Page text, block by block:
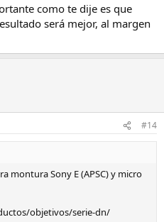
como te dije es que
será mejor, al margen
#14
montura Sony E (APSC) y micro
objetivos/serie-dn/